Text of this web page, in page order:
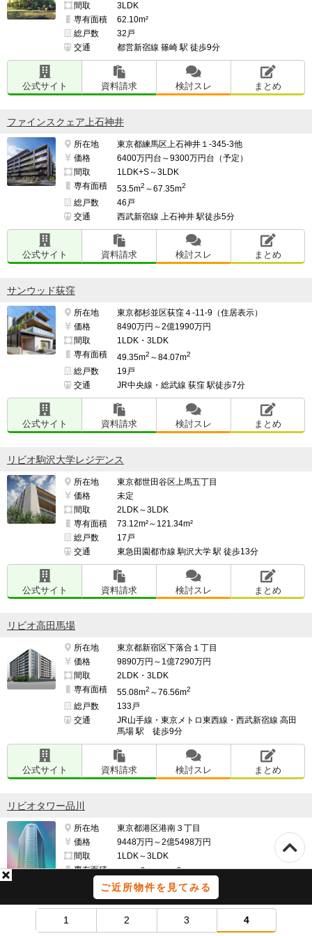
ご近所物件を見てみる
1 2 3 4
間取
3LDK
専有面積
62.10m²
総戸数
32戸
交通
都営新宿線 篠崎 駅 徒歩9分
公式サイト 資料請求 検討スレ まとめ
ファインスクェア上石神井
所在地
東京都練馬区上石神井１-345-3他
価格
6400万円台～9300万円台（予定）
間取
1LDK+S～3LDK
専有面積
53.5m2 ～67.35m2
総戸数
46戸
交通
西武新宿線 上石神井 駅徒歩5分
公式サイト 資料請求 検討スレ まとめ
サンウッド荻窪
所在地
東京都杉並区荻窪４-11-9（住居表示）
価格
8490万円～2億1990万円
間取
1LDK・3LDK
専有面積
49.35m2 ～84.07m2
総戸数
19戸
交通
JR中央線・総武線 荻窪 駅徒歩7分
公式サイト 資料請求 検討スレ まとめ
リビオ駒沢大学レジデンス
所在地
東京都世田谷区上馬五丁目
価格
未定
間取
2LDK～3LDK
専有面積
73.12m²～121.34m²
総戸数
17戸
交通
東急田園都市線 駒沢大学 駅 徒歩13分
公式サイト 資料請求 検討スレ まとめ
リビオ高田馬場
所在地
東京都新宿区下落合１丁目
価格
9890万円～1億7290万円
間取
2LDK・3LDK
専有面積
55.08m2 ～76.56m2
総戸数
133戸
交通
JR山手線・東京メトロ東西線・西武新宿線 高田
馬場 駅 徒歩9分
公式サイト 資料請求 検討スレ まとめ
リビオタワー品川
所在地
東京都港区港南３丁目
価格
9448万円～2億5498万円
間取
1LDK～3LDK
専有面積
42.1m2～75.1m2
815戸
JR山手線・JR京浜東北線(根岸線)・JR東海道本
線・JR横須賀線・JR上野東京ライン・JR東海道
新幹線 品川 駅港南口徒歩13分